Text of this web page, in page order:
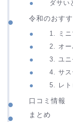
ダサい
令和のおす
1. ミニ
2. オー
3. ユニ
4. サス
5. レト
口コミ情報
まとめ